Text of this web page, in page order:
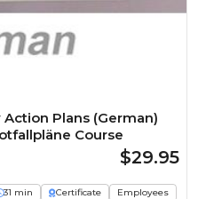
Plans (German)
Course
$29.95
31 min Certificate Employees